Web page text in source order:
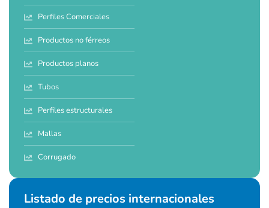
Perfiles Comerciales
Productos no férreos
Productos planos
Tubos
Perfiles estructurales
Mallas
Corrugado
Listado de precios internacionales